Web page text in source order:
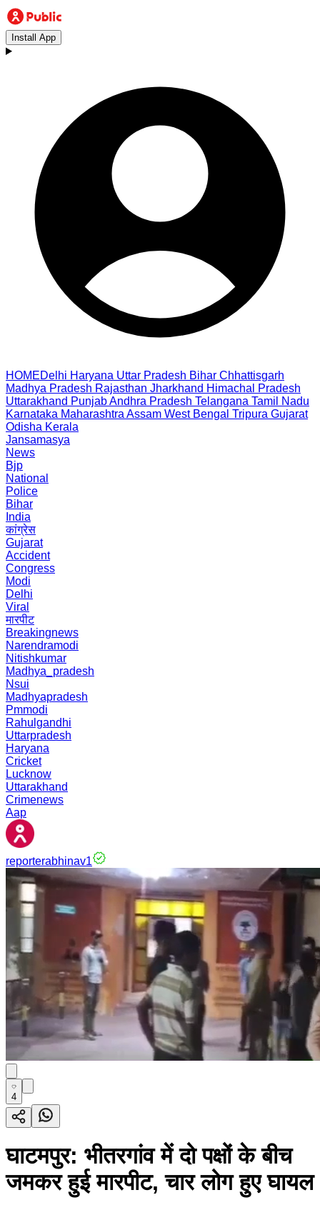
Install App
HOMEDelhi Haryana Uttar Pradesh Bihar Chhattisgarh
Madhya Pradesh Rajasthan Jharkhand Himachal Pradesh
Uttarakhand PunjabAndhra Pradesh Telangana Tamil Nadu
Karnataka Maharashtra Assam West Bengal Tripura Gujarat
Odisha Kerala
Jansamasya
News
Bjp
National
Police
Bihar
India
कांग्रेस
Gujarat
Accident
Congress
Modi
Delhi
Viral
मारपीट
Breakingnews
Narendramodi
Nitishkumar
Madhya_pradesh
Nsui
Madhyapradesh
Pmmodi
Rahulgandhi
Uttarpradesh
Haryana
Cricket
Lucknow
Uttarakhand
Crimenews
Aap
reporterabhinav1
4
घाटमपुर: भीतरगांव में दो पक्षों के बीच
जमकर हुई मारपीट, चार लोग हुए घायल